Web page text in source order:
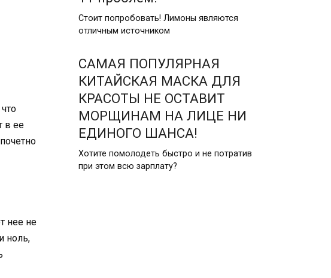
в ее
нее не
ноль,
Стоит попробовать! Лимоны являются
отличным источником
САМАЯ ПОПУЛЯРНАЯ
КИТАЙСКАЯ МАСКА ДЛЯ
КРАСОТЫ НЕ ОСТАВИТ
МОРЩИНАМ НА ЛИЦЕ НИ
ЕДИНОГО ШАНСА!
Хотите помолодеть быстро и не потратив
при этом всю зарплату?